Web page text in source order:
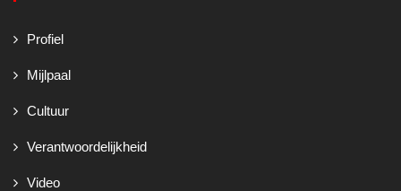
Profiel
Mijlpaal
Cultuur
Verantwoordelijkheid
Video